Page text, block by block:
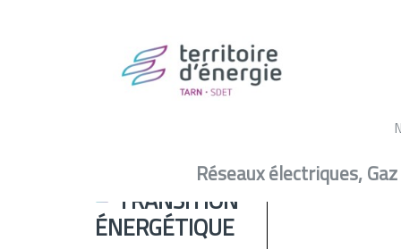
Réseaux électriques, Gaz
TRANSITION
ÉNERGÉTIQUE